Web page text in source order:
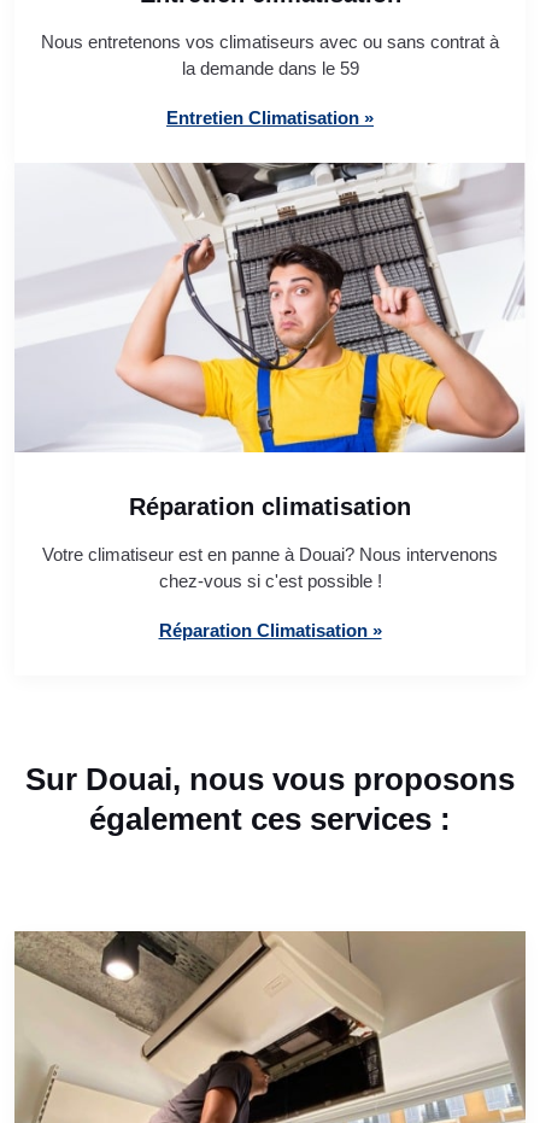
Nous entretenons vos climatiseurs avec ou sans contrat à
la demande dans le 59
Entretien Climatisation »
Réparation climatisation
Votre climatiseur est en panne à Douai? Nous intervenons
chez-vous si c'est possible !
Réparation Climatisation »
Sur Douai, nous vous proposons
également ces services :